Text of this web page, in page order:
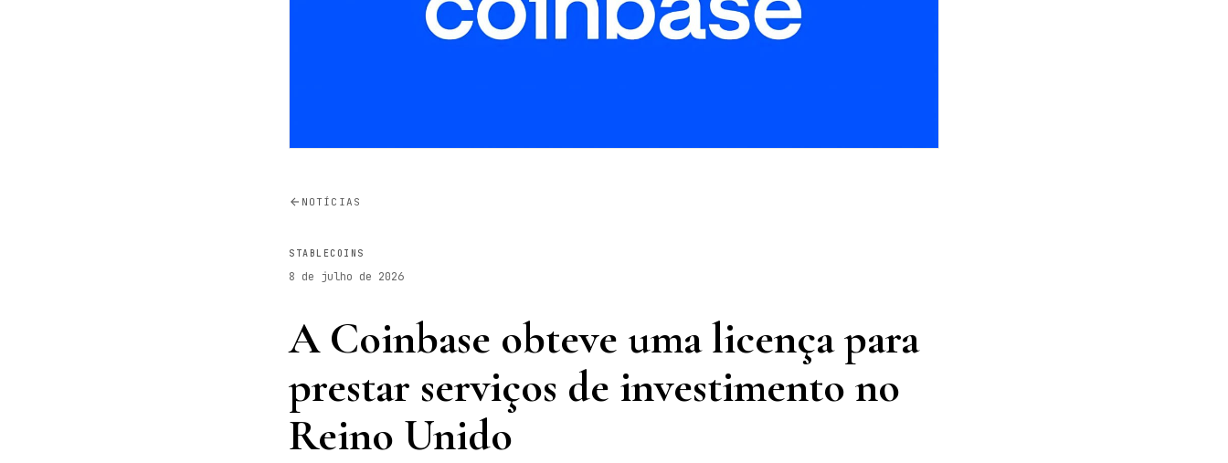
NOTÍCIAS
STABLECOINS
8 de julho de 2026
A Coinbase obteve uma licença para
prestar serviços de investimento no
Reino Unido